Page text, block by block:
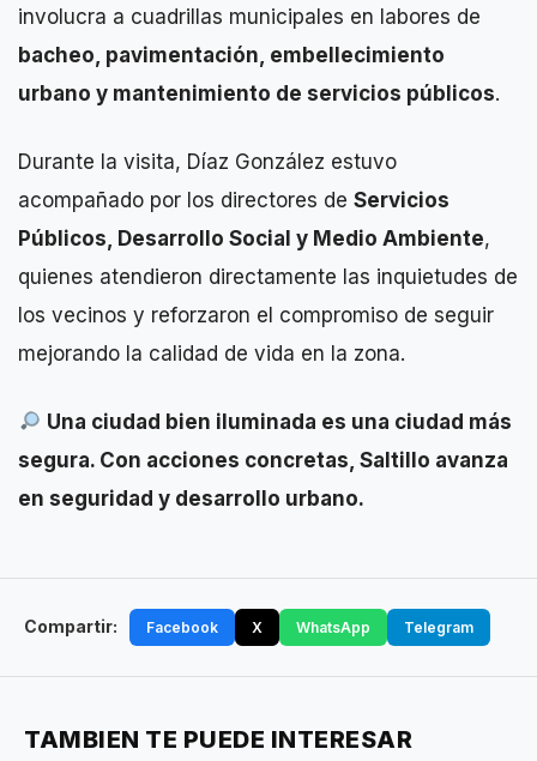
involucra a cuadrillas municipales en labores de
bacheo, pavimentación, embellecimiento
urbano y mantenimiento de servicios públicos.
Durante la visita, Díaz González estuvo
acompañado por los directores de Servicios
Públicos, Desarrollo Social y Medio Ambiente,
quienes atendieron directamente las inquietudes de
los vecinos y reforzaron el compromiso de seguir
mejorando la calidad de vida en la zona.
Una ciudad bien iluminada es una ciudad más
segura. Con acciones concretas, Saltillo avanza
en seguridad y desarrollo urbano.
Compartir: Facebook X WhatsApp Telegram
TAMBIEN TE PUEDE INTERESAR